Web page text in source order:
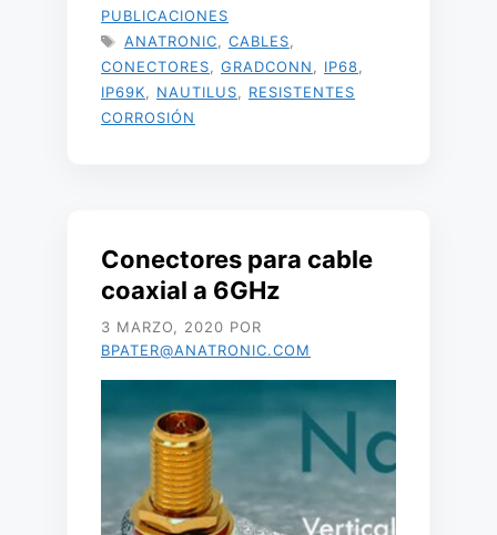
PUBLICACIONES
ETIQUETAS
ANATRONIC CABLES
CONECTORES
GRADCONN IP68
IP69K
NAUTILUS
RESISTENTES
CORROSIÓN
Conectores para cable
coaxial a 6GHz
3 MARZO, 2020 POR
BPATER@ANATRONIC.COM